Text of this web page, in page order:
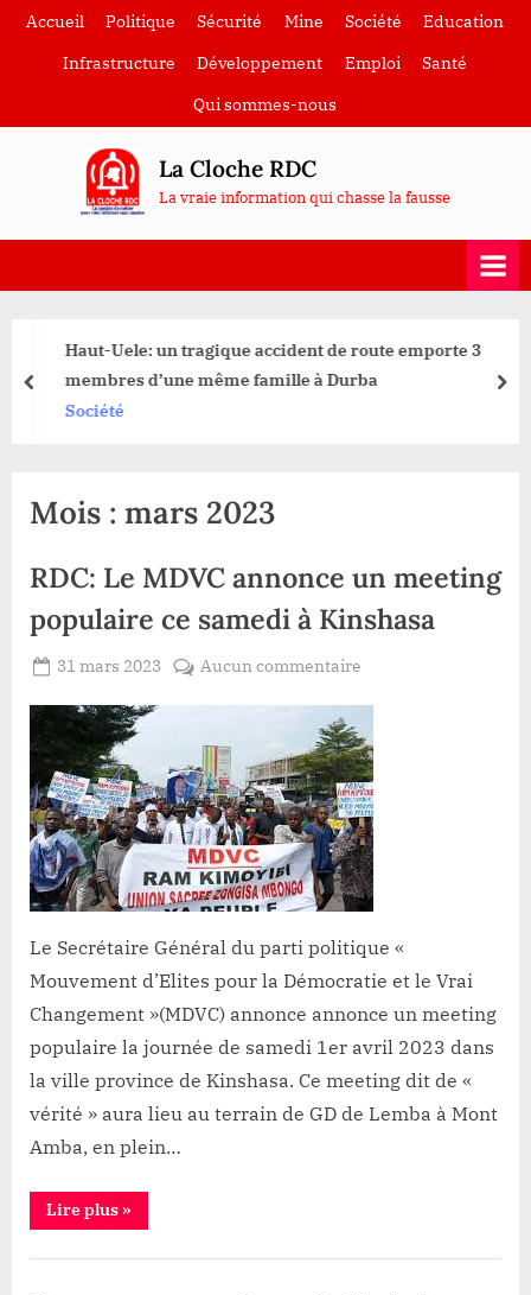
SkipAccueil Politique Sécurité Mine Société
Education
Infrastructure
Développement Emploi
Santé
Qui sommes-nous
La Cloche RDC
La vraie information qui chasse la fausse
Haut-Uele: un tragique accident de route emporte 3
membres d’une même famille à Durba
Société
prev
Mois : mars 2023
RDC: Le MDVC annonce un meeting
populaire ce samedi à Kinshasa
Posted
31 mars 2023
Aucun commentaire
MDVC
annonce
un
meeting
populaire
ce
samedi
Kinshasa
Le Secrétaire Général du parti politique «
Mouvement d’Elites pour la Démocratie et le Vrai
Changement »(MDVC) annonce annonce un meeting
populaire la journée de samedi 1er avril 2023 dans
la ville province de Kinshasa. Ce meeting dit de «
vérité » aura lieu au terrain de GD de Lemba à Mont
Amba, en plein…
Lire plus“RDC:
annonce
»